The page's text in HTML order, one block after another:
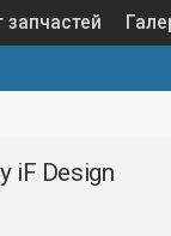
запчастей
iF Design